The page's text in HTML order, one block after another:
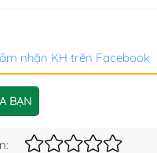
nhận KH trên Facebook
BẠN